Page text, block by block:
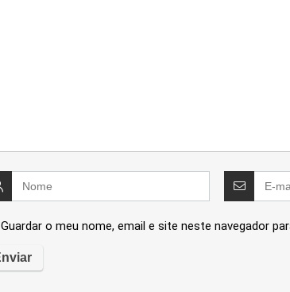
Guardar o meu nome, email e site neste navegador